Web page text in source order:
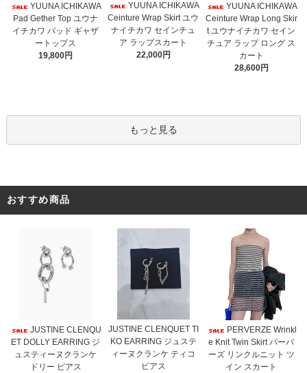
YUUNA ICHIKAWA
Pad Gether Top ユウナ
イチカワ パッド ギャザ
ートップス
19,800円
YUUNA ICHIKAWA
Ceinture Wrap Skirt ユウ
ナイチカワ セインチュ
ア ラップスカート
22,000円
YUUNA ICHIKAWA
Ceinture Wrap Long Skir
t ユウナイチカワ セイン
チュア ラップ ロング ス
カート
28,600円
もっと見る
おすすめ商品
JUSTINE CLENQU
ET DOLLY EARRING ジ
ュスティーヌクランケ
ドリー ピアス
JUSTINE CLENQUET TI
KO EARRING ジュステ
ィーヌクランケ ティコ
ピアス
PERVERZE Wrinkl
e Knit Twin Skirt パーバ
ーズ リンクルニット ツ
イン スカート